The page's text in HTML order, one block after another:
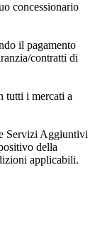
concessionario
il pagamento
contratti di
tutti i mercati a
Servizi Aggiuntivi
della
applicabili.